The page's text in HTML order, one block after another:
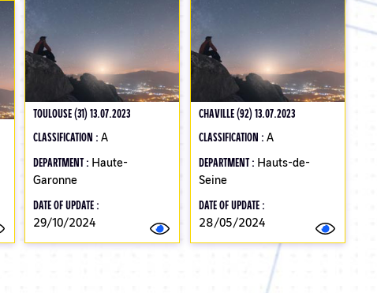
TOULOUSE (31) 13.07.2023
CLASSIFICATION :A
DEPARTMENT : Haute-
Garonne
DATE OF UPDATE :
29/10/2024
CHAVILLE (92) 13.07.2023
CLASSIFICATION : A
DEPARTMENT : Hauts-de-
Seine
DATE OF UPDATE :
28/05/2024